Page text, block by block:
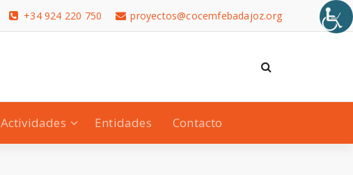
proyectos@cocemfebadajoz.org
+34 924 220 750
Actividades Entidades Contacto